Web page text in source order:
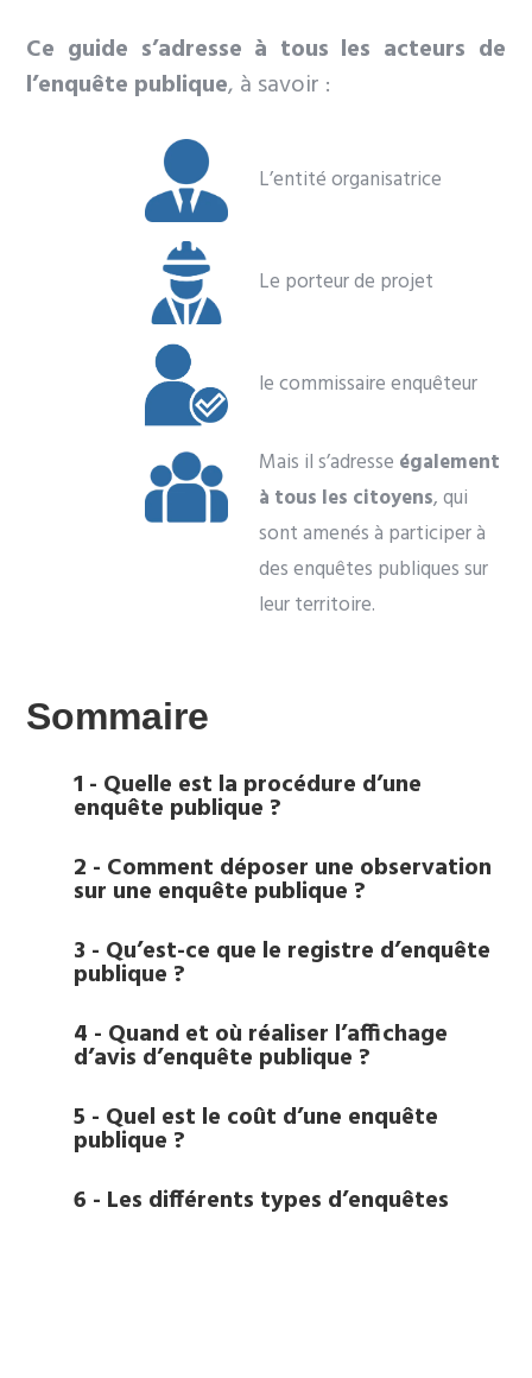
Ce guide s’adresse à tous les acteurs de
l’enquête publique, à savoir :
L’entité organisatrice
Le porteur de projet
le commissaire enquêteur
Mais il s’adresse également
à tous les citoyens, qui
sont amenés à participer à
des enquêtes publiques sur
leur territoire.
Sommaire
1 - Quelle est la procédure d’une
enquête publique ?
2 - Comment déposer une observation
sur une enquête publique ?
3 - Qu’est-ce que le registre d’enquête
publique ?
4 - Quand et où réaliser l’affichage
d’avis d’enquête publique ?
5 - Quel est le coût d’une enquête
publique ?
6 - Les différents types d’enquêtes